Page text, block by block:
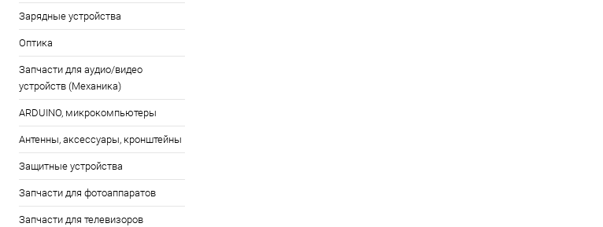
Зарядные устройства
Оптика
Запчасти для аудио/видео
устройств (Механика)
ARDUINO, микрокомпьютеры
Антенны, аксессуары, кронштейны
Защитные устройства
Запчасти для фотоаппаратов
Запчасти для телевизоров